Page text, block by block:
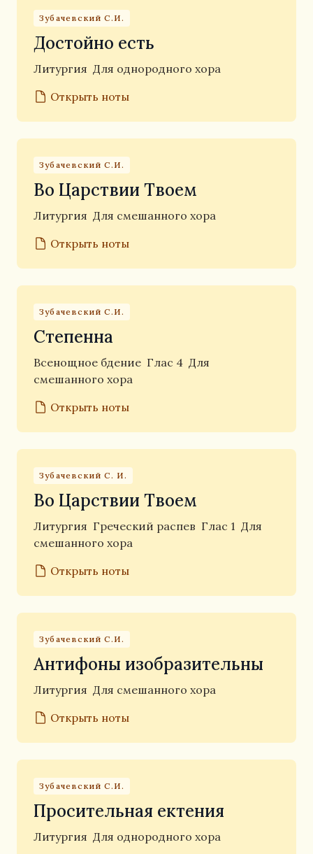
Зубачевский С.И.
Достойно есть
Литургия Для однородного хора
Открыть ноты
Зубачевский С.И.
Во Царствии Твоем
Литургия Для смешанного хора
Открыть ноты
Зубачевский С.И.
Степенна
Всенощное бдение Глас 4 Для
смешанного хора
Открыть ноты
Зубачевский С. И.
Во Царствии Твоем
Литургия Греческий распев Глас 1 Для
смешанного хора
Открыть ноты
Зубачевский С.И.
Антифоны изобразительны
Литургия Для смешанного хора
Открыть ноты
Зубачевский С.И.
Просительная ектения
Литургия Для однородного хора